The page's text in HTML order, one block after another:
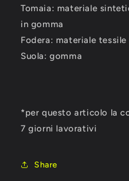
Tomaia: materiale
in gomma
Fodera: materiale tessile
Suola: gomma
*per questo articolo la
7 giorni lavorativi
Share